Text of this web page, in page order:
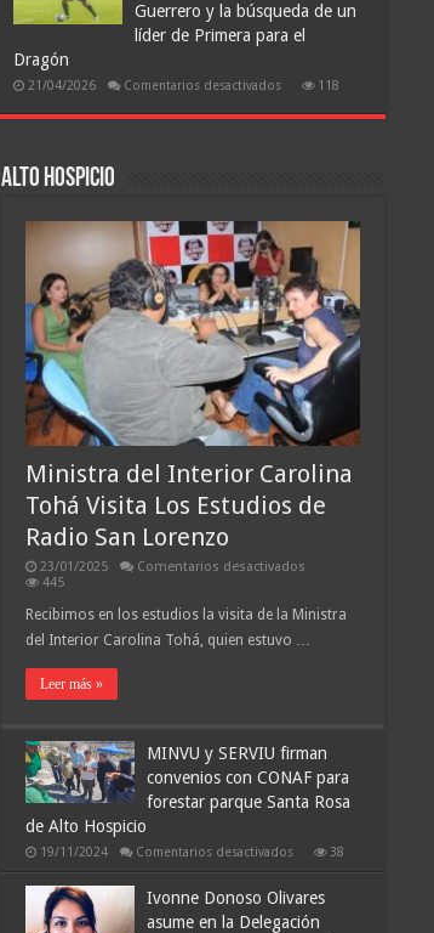
Medel:
La
«Dragona»
por
orgullo
Guerrero y la búsqueda de un
líder de Primera para el
Dragón
21/04/2026 Comentarios desactivadosen
Terremoto
ciclo
Guerrero
y
la
búsqueda
de
un
líder
de
Primera
para
el
Dragón
118
Alto Hospicio
Ministra del Interior Carolina
Tohá Visita Los Estudios de
Radio San Lorenzo
23/01/2025 Comentarios desactivadosen
Interior
Tohá
Lorenzo
445
Recibimos en los estudios la visita de la Ministra
del Interior Carolina Tohá, quien estuvo …
Leer más »
MINVU y SERVIU firman
convenios con CONAF para
forestar parque Santa Rosa
de Alto Hospicio
19/11/2024 Comentarios desactivadosen
SERVIU
firman
convenios
38
Ivonne Donoso Olivares
asume en la Delegación